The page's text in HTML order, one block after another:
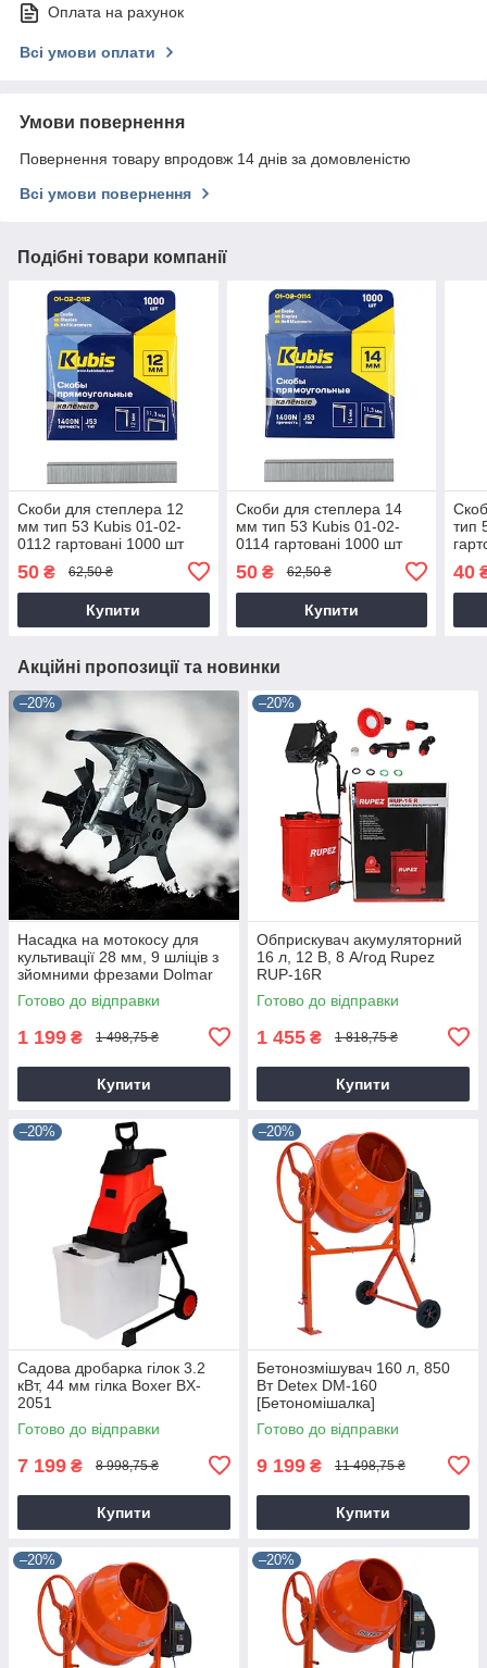
Оплата на рахунок
Всі умови оплати
Умови повернення
Повернення товару впродовж 14 днів за домовленістю
Всі умови повернення
Подібні товари компанії
Скоби для степлера 12
мм тип 53 Kubis 01-02-
0112 гартовані 1000 шт
50 ₴ 62,50 ₴
Купити
Скоби для степлера 14
мм тип 53 Kubis 01-02-
0114 гартовані 1000 шт
50₴ 62,50 ₴
Купити
тип
40
Акційні пропозиції та новинки
–20%
Насадка на мотокосу для
культивації 28 мм, 9 шліців з
зйомними фрезами Dolmar
9T28
Готово до відправки
1 199 ₴ 1 498,75 ₴
Купити
–20%
Обприскувач акумуляторний
16 л, 12 В, 8 А/год Rupez
RUP-16R
Готово до відправки
1 455 ₴ 1 818,75 ₴
Купити
–20%
Садова дробарка гілок 3.2
кВт, 44 мм гілка Boxer BX-
2051
Готово до відправки
7 199 ₴ 8 998,75 ₴
Купити
–20%
Бетонозмішувач 160 л, 850
Вт Detex DM-160
[Бетономішалка]
Готово до відправки
9 199 ₴ 11 498,75 ₴
Купити
–20% –20%